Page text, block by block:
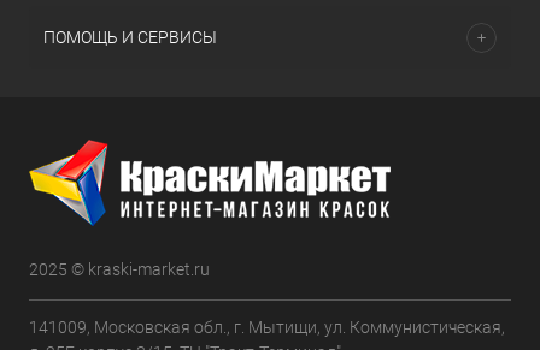
ПОМОЩЬ И СЕРВИСЫ
2025 © kraski-market.ru
141009, Московская обл., г. Мытищи, ул. Коммунистическая,